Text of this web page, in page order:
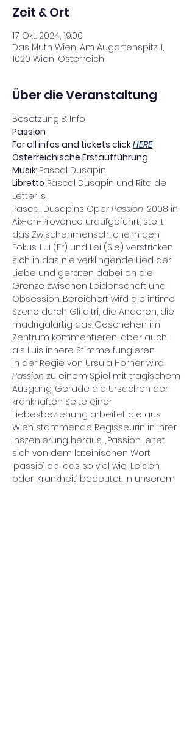
Zeit & Ort
17. Okt. 2024, 19:00
Das Muth Wien, Am Augartenspitz 1,
1020 Wien, Österreich
Über die Veranstaltung
Passion
For all infos and tickets click HERE
Österreichische Erstaufführung
Musik
Libretto Pascal Dusapin und Rita de
Letteriis
Pascal Dusapins Oper Passion, 2008 in
Aix-en-Provence uraufgeführt, stellt
das Zwischenmenschliche in den
Fokus: Lui (Er) und Lei (Sie) verstricken
sich in das nie verklingende Lied der
Liebe und geraten dabei an die
Grenze zwischen Leidenschaft und
Obsession. Bereichert wird die intime
Szene durch Gli altri, die Anderen, die
madrigalartig das Geschehen im
Zentrum kommentieren, aber auch
als Luis innere Stimme fungieren.
In der Regie von Ursula Horner wird
Passion zu einem Spiel mit tragischem
Ausgang. Gerade die Ursachen der
krankhaften Seite einer
Liebesbeziehung arbeitet die aus
Wien stammende Regisseurin in ihrer
Inszenierung heraus: „Passion leitet
sich von dem lateinischen Wort
‚passio‘ ab, das so viel wie ‚Leiden‘
oder ‚Krankheit‘ bedeutet. In unserem